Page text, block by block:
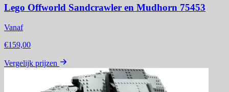
Lego Offworld Sandcrawler en Mudhorn 75453
Vanaf
€159,00
Vergelijk prijzen